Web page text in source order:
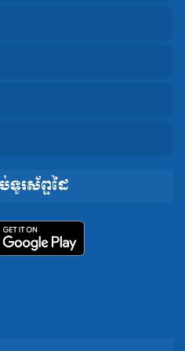
រស័ព្ទដៃ